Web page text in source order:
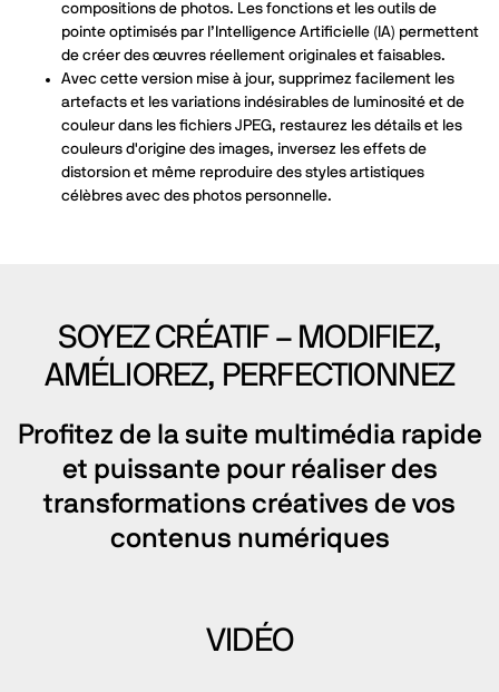
compositions de photos. Les fonctions et les outils de
pointe optimisés par l’Intelligence Artificielle (IA) permettent
de créer des œuvres réellement originales et faisables.
Avec cette version mise à jour, supprimez facilement les
artefacts et les variations indésirables de luminosité et de
couleur dans les fichiers JPEG, restaurez les détails et les
couleurs d'origine des images, inversez les effets de
distorsion et même reproduire des styles artistiques
célèbres avec des photos personnelle.
SOYEZ CRÉATIF – MODIFIEZ,
AMÉLIOREZ, PERFECTIONNEZ
Profitez de la suite multimédia rapide
et puissante pour réaliser des
transformations créatives de vos
contenus numériques
VIDÉO